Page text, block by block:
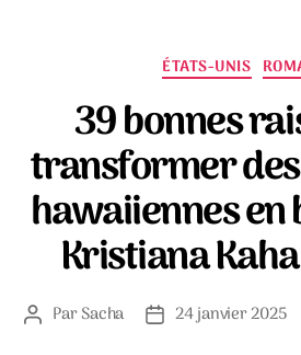
ÉTATS-UNIS
39 bonnes
transformer
hawaiiennes en
Kristiana
Auteur
ParSacha
Date24 janvier 2025